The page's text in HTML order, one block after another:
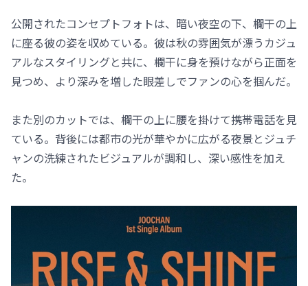
公開されたコンセプトフォトは、暗い夜空の下、欄干の上
に座る彼の姿を収めている。彼は秋の雰囲気が漂うカジュ
アルなスタイリングと共に、欄干に身を預けながら正面を
見つめ、より深みを増した眼差しでファンの心を掴んだ。
また別のカットでは、欄干の上に腰を掛けて携帯電話を見
ている。背後には都市の光が華やかに広がる夜景とジュチ
ャンの洗練されたビジュアルが調和し、深い感性を加え
た。